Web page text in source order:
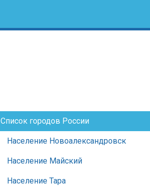
Список городов России
Население Новоалександровск
Население Майский
Население Тара